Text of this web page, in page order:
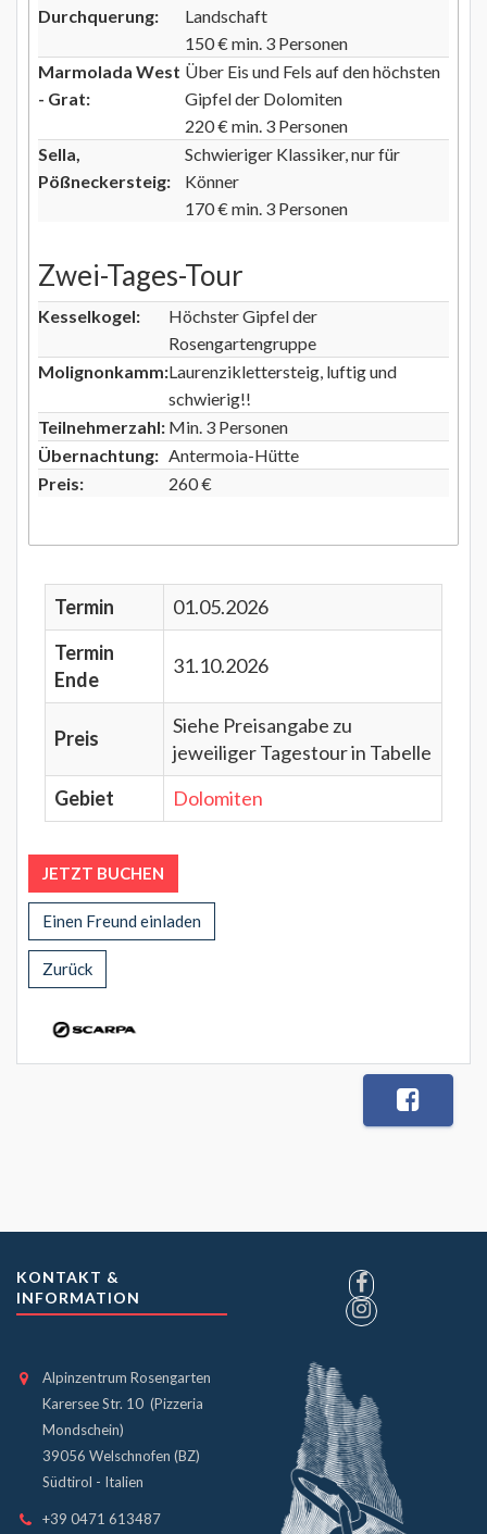
Durchquerung:
Landschaft
150 € min. 3 Personen
Marmolada West
- Grat:
Über Eis und Fels auf den höchsten
Gipfel der Dolomiten
220 € min. 3 Personen
Sella,
Pößneckersteig:
Schwieriger Klassiker, nur für
Könner
170 € min. 3 Personen
Zwei-Tages-Tour
Kesselkogel:
Höchster Gipfel der
Rosengartengruppe
Molignonkamm:Laurenziklettersteig, luftig und
schwierig!!
Teilnehmerzahl: Min. 3 Personen
Übernachtung: Antermoia-Hütte
Preis:
260 €
Termin
01.05.2026
Termin
Ende
31.10.2026
Preis
Siehe Preisangabe zu
jeweiliger Tagestour in Tabelle
Gebiet
Dolomiten
JETZT BUCHEN
Einen Freund einladen
Zurück
KONTAKT &
INFORMATION
Alpinzentrum Rosengarten
Karersee Str. 10 (Pizzeria
Mondschein)
39056 Welschnofen (BZ)
Südtirol - Italien
+39 0471 613487